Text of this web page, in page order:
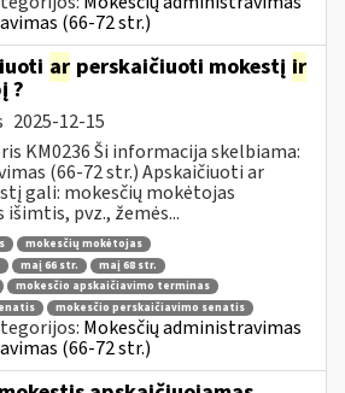
(66-72 str.)
ar perskaičiuoti mokestį ir
?
2025-12-15
KM0236 Ši informacija skelbiama:
(66-72 str.) Apskaičiuoti ar
gali: mokesčių mokėtojas
pvz., žemės...
mokesčių mokėtojas
maį 66 str.
maį 68 str.
mokesčio apskaičiavimo terminas
mokesčio perskaičiavimo senatis
Mokesčių administravimas
(66-72 str.)